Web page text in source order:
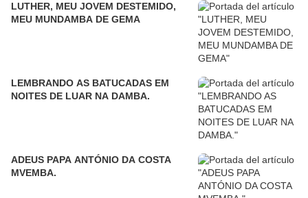
LUTHER, MEU JOVEM DESTEMIDO,
MEU MUNDAMBA DE GEMA
LEMBRANDO AS BATUCADAS EM
NOITES DE LUAR NA DAMBA.
ADEUS PAPA ANTÓNIO DA COSTA
MVEMBA.